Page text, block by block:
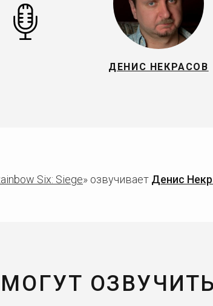
ДЕНИС НЕКРАСОВ
Six: Siege» озвучивает Денис